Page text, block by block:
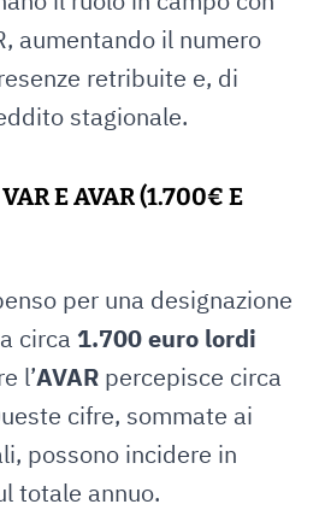
aumentando il numero
retribuite e, di
stagionale.
E AVAR (1.700€ E
per una designazione
circa 1.700 euro lordi
l’AVAR percepisce circa
cifre, sommate ai
possono incidere in
totale annuo.